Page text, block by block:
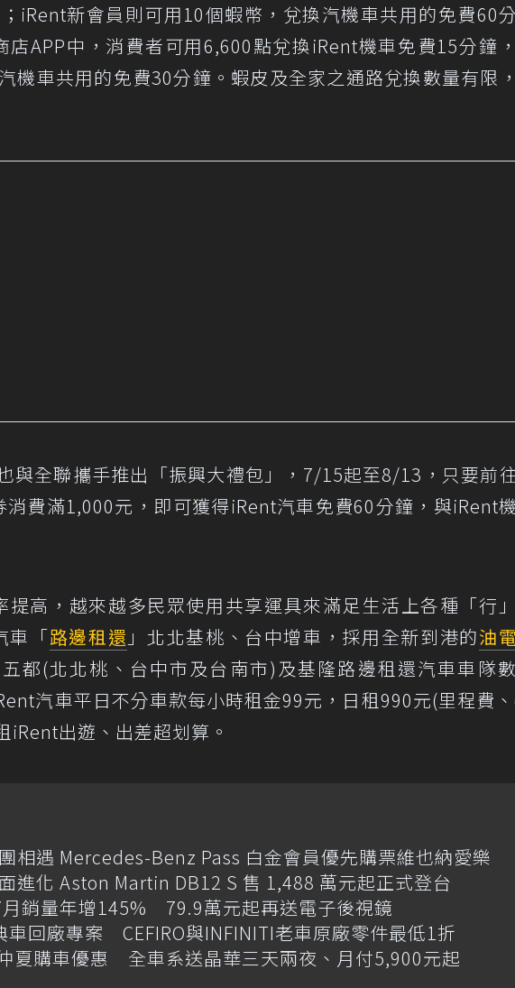
iRent新會員則可用10個蝦幣，兌換汽機車共用的免費60
店APP中，消費者可用6,600點兌換iRent機車免費15分鐘
機車共用的免費30分鐘。蝦皮及全家之通路兌換數量有限
與全聯攜手推出「振興大禮包」，7/15起至8/13，只要前
消費滿1,000元，即可獲得iRent汽車免費60分鐘，與iRent
提高，越來越多民眾使用共享運具來滿足生活上各種「行
車「路邊租還 」北北基桃、台中增車，採用全新到港的油
五都(北北桃、台中市及台南市)及基隆路邊租還汽車車隊
汽車平日不分車款每小時租金99元，日租990元(里程費
iRent出遊、出差超划算。
相遇 Mercedes-Benz Pass 白金會員優先購票維也納愛樂
進化 Aston Martin DB12 S 售 1,488 萬元起正式登台
銷量年增145% 79.9萬元起再送電子後視鏡
車回廠專案 CEFIRO與INFINITI老車原廠零件最低1折
夏購車優惠 全車系送晶華三天兩夜、月付5,900元起